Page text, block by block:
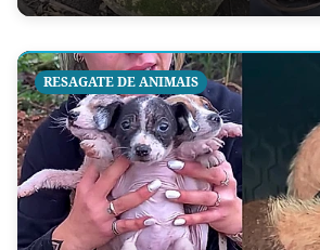
RESAGATE DE ANIMAIS